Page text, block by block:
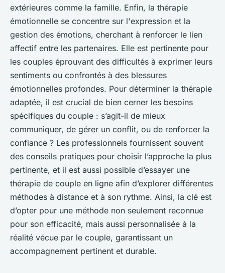
extérieures comme la famille. Enfin, la thérapie
émotionnelle se concentre sur l'expression et la
gestion des émotions, cherchant à renforcer le lien
affectif entre les partenaires. Elle est pertinente pour
les couples éprouvant des difficultés à exprimer leurs
sentiments ou confrontés à des blessures
émotionnelles profondes. Pour déterminer la thérapie
adaptée, il est crucial de bien cerner les besoins
spécifiques du couple : s’agit-il de mieux
communiquer, de gérer un conflit, ou de renforcer la
confiance ? Les professionnels fournissent souvent
des conseils pratiques pour choisir l’approche la plus
pertinente, et il est aussi possible d’essayer une
thérapie de couple en ligne afin d’explorer différentes
méthodes à distance et à son rythme. Ainsi, la clé est
d’opter pour une méthode non seulement reconnue
pour son efficacité, mais aussi personnalisée à la
réalité vécue par le couple, garantissant un
accompagnement pertinent et durable.